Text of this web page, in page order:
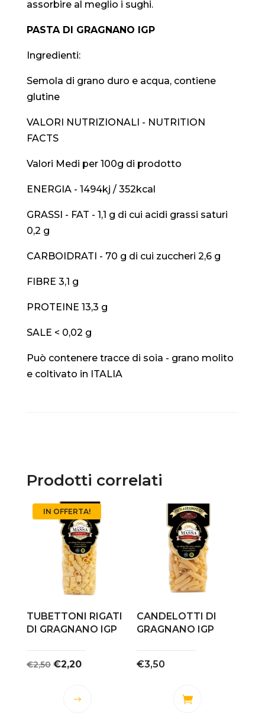
assorbire al meglio i sughi.
PASTA DI GRAGNANO IGP
Ingredienti:
Semola di grano duro e acqua, contiene
glutine
VALORI NUTRIZIONALI - NUTRITION
FACTS
Valori Medi per 100g di prodotto
ENERGIA - 1494kj / 352kcal
GRASSI - FAT - 1,1 g di cui acidi grassi saturi
0,2 g
CARBOIDRATI - 70 g di cui zuccheri 2,6 g
FIBRE 3,1 g
PROTEINE 13,3 g
SALE < 0,02 g
Può contenere tracce di soia - grano molito
e coltivato in ITALIA
Prodotti correlati
IN OFFERTA!
TUBETTONI RIGATI
DI GRAGNANO IGP
€2,50 Il
€2,20Il
Questo
CANDELOTTI DI
GRAGNANO IGP
€3,50